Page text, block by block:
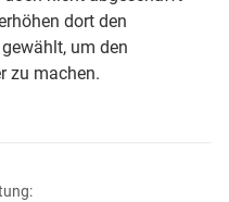
dort den
um den
zu machen.